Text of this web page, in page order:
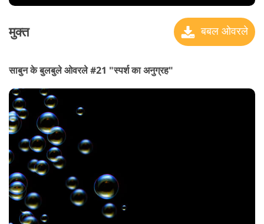
मुक्त बबल ओवरले
साबुन के बुलबुले ओवरले #21 "स्पर्श का अनुग्रह"